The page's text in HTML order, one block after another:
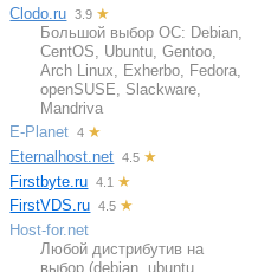
Clodo.ru
3.9 ★
Большой выбор ОС: Debian,
CentOS, Ubuntu, Gentoo,
Arch Linux, Exherbo, Fedora,
openSUSE, Slackware,
Mandriva
E-Planet
4 ★
Eternalhost.net
4.5 ★
Firstbyte.ru
4.1 ★
FirstVDS.ru
4.5 ★
Host-for.net
Любой дистрибутив на
выбор (debian, ubuntu,